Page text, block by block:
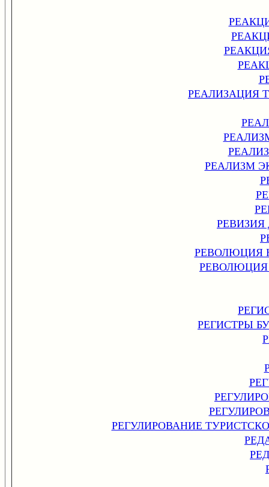
РЕАЛИЗАЦИЯ
РЕАЛИЗМ
РЕВОЛЮЦИЯ
РЕГИСТРЫ
РЕГУЛИРОВАНИЕ